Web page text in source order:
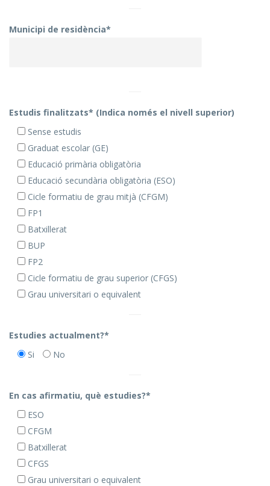
Municipi de residència*
Estudis finalitzats* (Indica només el nivell superior)
Sense estudis
Graduat escolar (GE)
Educació primària obligatòria
Educació secundària obligatòria (ESO)
Cicle formatiu de grau mitjà (CFGM)
FP1
Batxillerat
BUP
FP2
Cicle formatiu de grau superior (CFGS)
Grau universitari o equivalent
Estudies actualment?*
Si
No
En cas afirmatiu, què estudies?*
ESO
CFGM
Batxillerat
CFGS
Grau universitari o equivalent